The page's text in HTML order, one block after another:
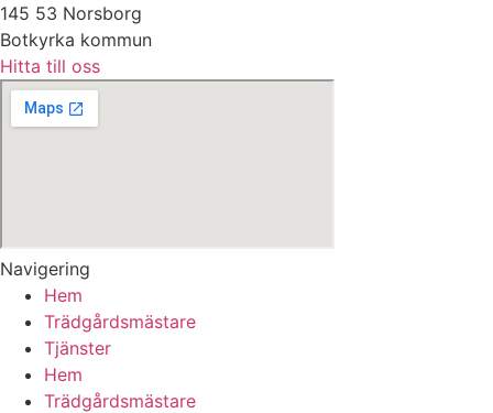
145 53 Norsborg
Botkyrka kommun
Hitta till oss
Navigering
Hem
Trädgårdsmästare
Tjänster
Hem
Trädgårdsmästare